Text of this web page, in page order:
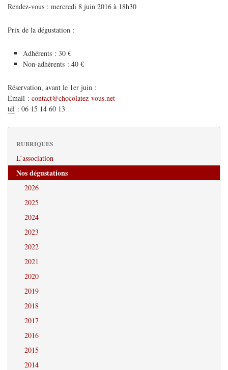
Rendez-vous : mercredi 8 juin 2016 à 18h30
Prix de la dégustation :
Adhérents : 30 €
Non-adhérents : 40 €
Réservation, avant le 1er juin :
Email : contact@chocolatez-vous.net
tél : 06 15 14 60 13
RUBRIQUES
L’association
Nos dégustations
2026
2025
2024
2023
2022
2021
2020
2019
2018
2017
2016
2015
2014